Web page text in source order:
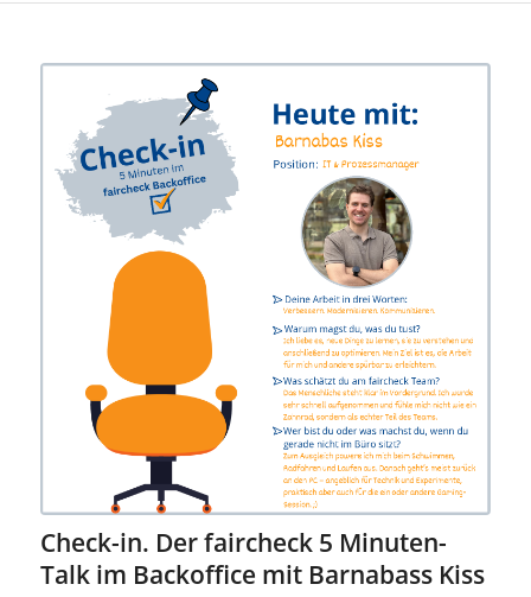
Check-in. Der faircheck 5 Minuten-
Talk im Backoffice mit Barnabass Kiss